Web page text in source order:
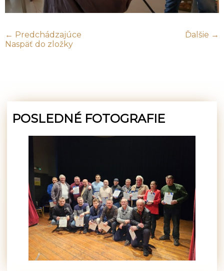
← Predchádzajúce
Ďalšie →
Naspäť do zložky
POSLEDNÉ FOTOGRAFIE